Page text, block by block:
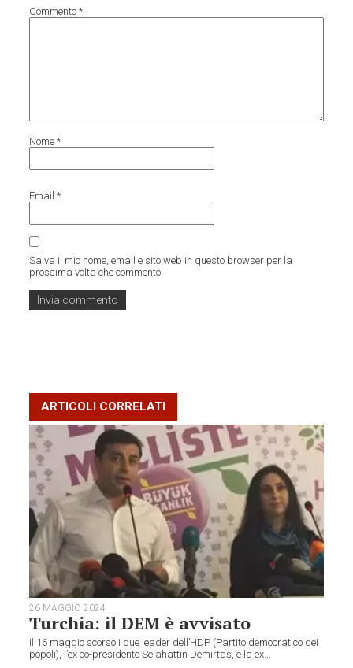
Commento*
Nome*
Email*
Salva il mio nome, email e sito web in questo browser per la
prossima volta che commento.
ARTICOLI CORRELATI
26 MAGGIO 2024
Turchia: il DEM è avvisato
Il 16 maggio scorso i due leader dell’HDP (Partito democratico dei
popoli), l’ex co-presidente Selahattin Demirtaş, e la ex...